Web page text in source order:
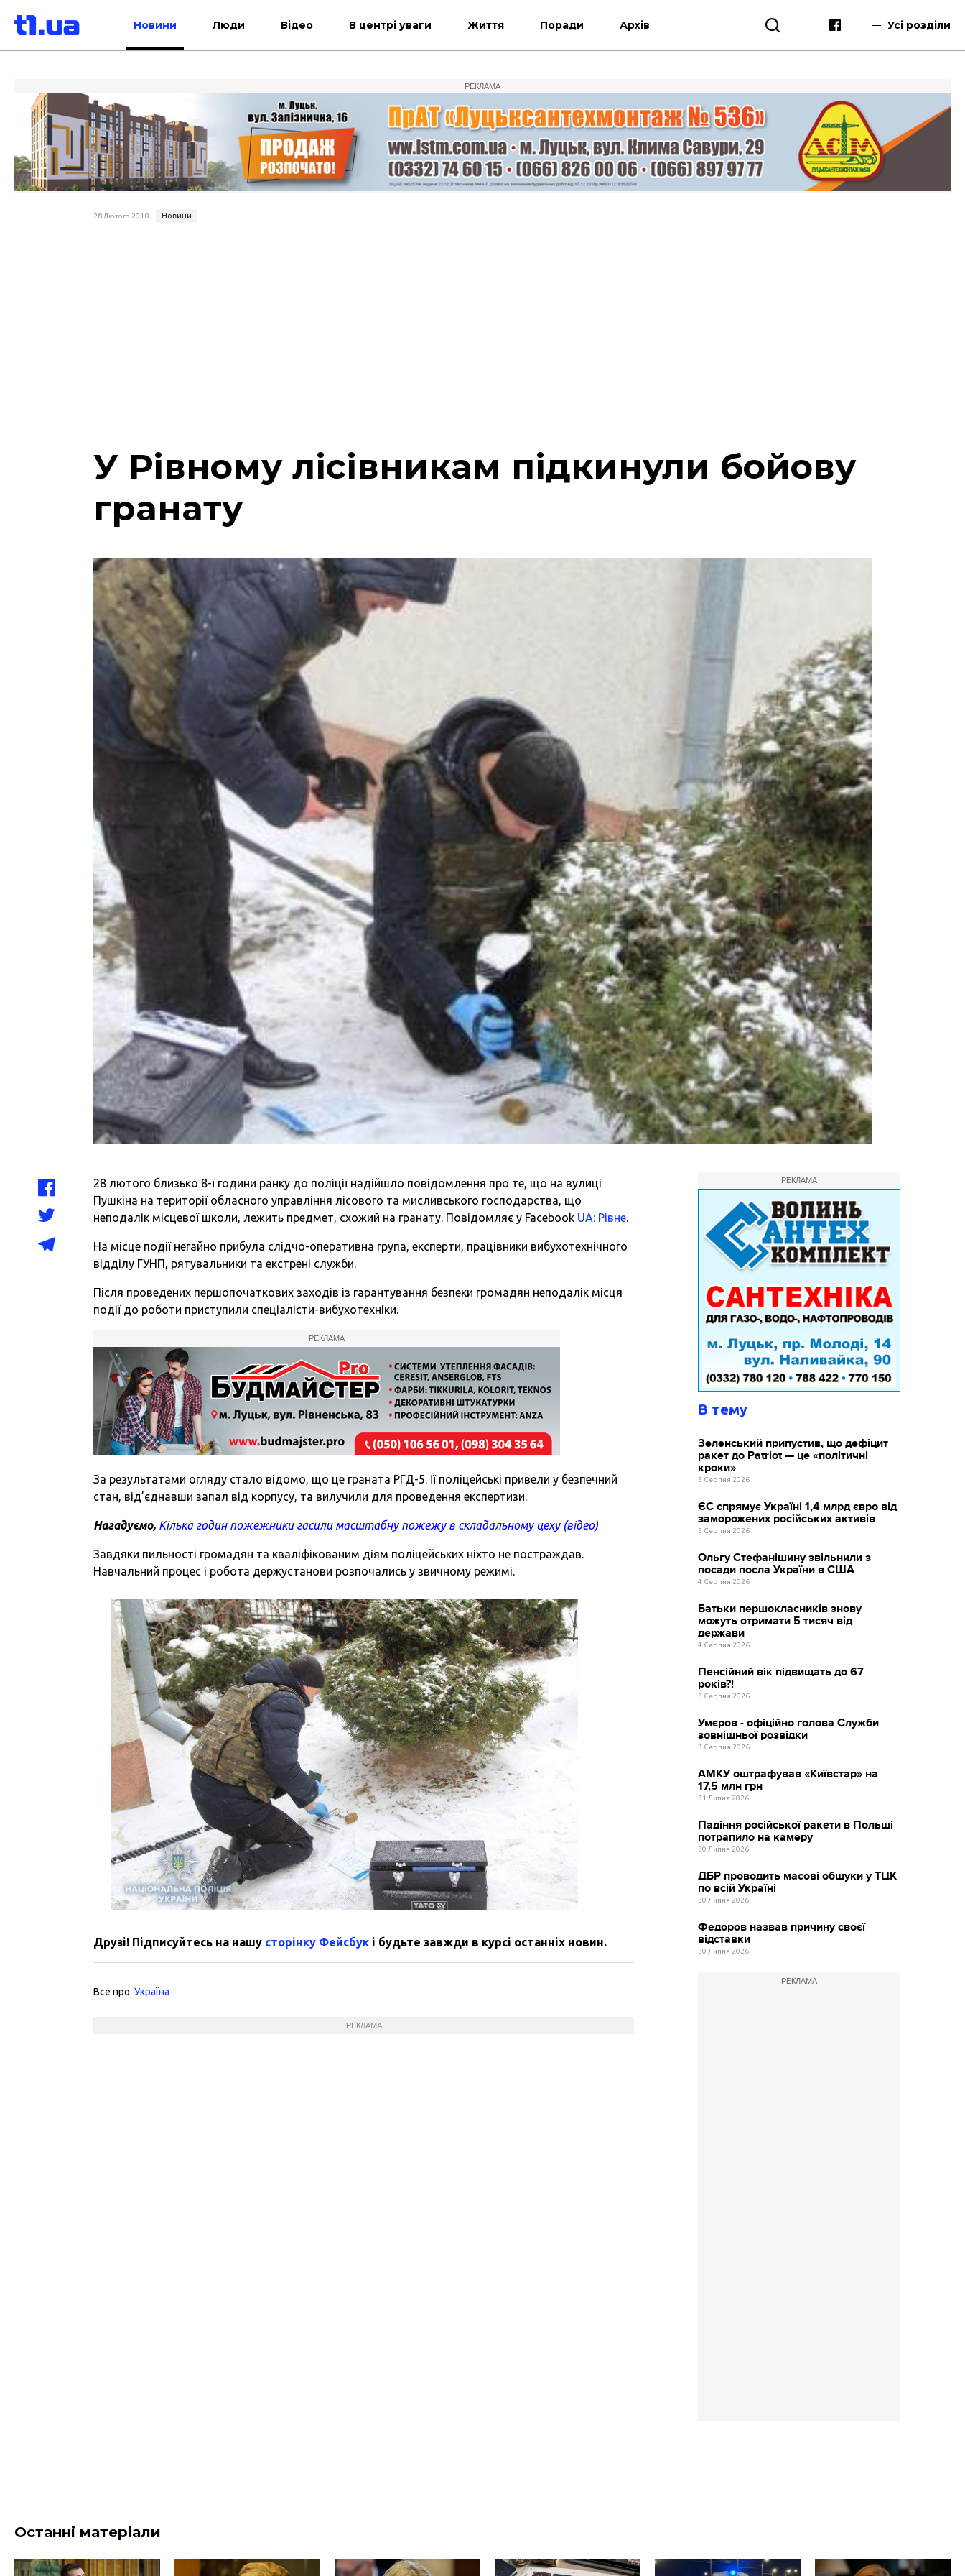
Новини Люди Відео В центрі уваги Життя Поради Архів Усі розділи
РЕКЛАМА
28 Лютого 2018 Новини
У Рівному лісівникам підкинули бойову
гранату
28 лютого близько 8-ї години ранку до поліції надійшло повідомлення про те, що на вулиці
Пушкіна на території обласного управління лісового та мисливського господарства, що
неподалік місцевої школи, лежить предмет, схожий на гранату. Повідомляє у Facebook UA: Рівне.
На місце події негайно прибула слідчо-оперативна група, експерти, працівники вибухотехнічного
відділу ГУНП, рятувальники та екстрені служби.
Після проведених першопочаткових заходів із гарантування безпеки громадян неподалік місця
події до роботи приступили спеціалісти-вибухотехніки.
РЕКЛАМА
За результатами огляду стало відомо, що це граната РГД-5. Її поліцейські привели у безпечний
стан, від’єднавши запал від корпусу, та вилучили для проведення експертизи.
Нагадуємо, Кілька годин пожежники гасили масштабну пожежу в складальному цеху (відео)
Завдяки пильності громадян та кваліфікованим діям поліцейських ніхто не постраждав.
Навчальний процес і робота держустанови розпочались у звичному режимі.
Друзі! Підписуйтесь на нашу сторінку Фейсбук і будьте завжди в курсі останніх новин.
Все про:Україна
РЕКЛАМА
РЕКЛАМА
В тему
Зеленський припустив, що дефіцит
ракет до Patriot — це «політичні
кроки»
5 Серпня 2026
ЄС спрямує Україні 1,4 млрд євро від
заморожених російських активів
5 Серпня 2026
Ольгу Стефанішину звільнили з
посади посла України в США
4 Серпня 2026
Батьки першокласників знову
можуть отримати 5 тисяч від
держави
4 Серпня 2026
Пенсійний вік підвищать до 67
років?!
3 Серпня 2026
Умєров - офіційно голова Служби
зовнішньої розвідки
3 Серпня 2026
АМКУ оштрафував «Київстар» на
17,5 млн грн
31 Липня 2026
Падіння російської ракети в Польщі
потрапило на камеру
30 Липня 2026
ДБР проводить масові обшуки у ТЦК
по всій Україні
30 Липня 2026
Федоров назвав причину своєї
відставки
30 Липня 2026
РЕКЛАМА
Останні матеріали